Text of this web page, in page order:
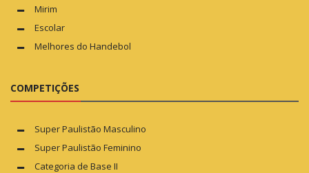
Mirim
Escolar
Melhores do Handebol
COMPETIÇÕES
Super Paulistão Masculino
Super Paulistão Feminino
Categoria de Base II